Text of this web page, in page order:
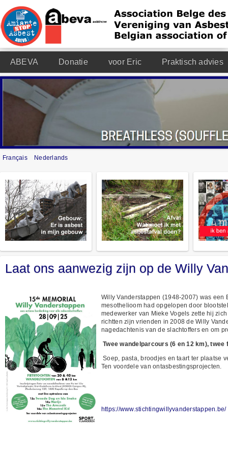
ABEVA Donatie voor Eric Praktisch advies
Français Nederlands
Laat ons aanwezig zijn op de Willy
Willy Vanderstappen (1948-2007) was een
mesothelioom had opgelopen door
medewerker van Mieke Vogels zette hij
richtten zijn vrienden in 2008 de Willy
nagedachtenis van de slachtoffers en om
Twee wandelparcours (6 en 12 km),
Soep, pasta, broodjes en taart ter plaatse
Ten voordele van ontasbestingsprojecten.
https://www.stichtingwillyvanderstappen.be/